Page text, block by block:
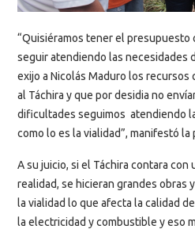
“Quisiéramos tener el presupuesto
seguir atendiendo las necesidades
exijo a Nicolás Maduro los
al Táchira y que por desidia no
dificultades seguimos atendiendo
como lo es la vialidad”, manifestó
A su juicio, si el Táchira contara
realidad, se hicieran grandes obras
la vialidad lo que afecta la calidad
la electricidad y combustible y eso